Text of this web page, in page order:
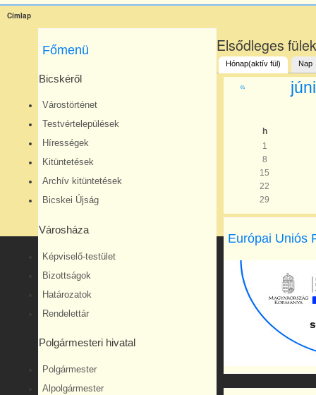
Címlap
Főmenü
Bicskéről
Várostörténet
Testvértelepülések
Hírességek
Kitüntetések
Archív kitüntetések
Bicskei Újság
Városháza
Képviselő-testület
Bizottságok
Határozatok
Rendelettár
Polgármesteri hivatal
Polgármester
Alpolgármester
Elsődleges
Hónap(aktív fül) Nap
«
h
1
8
15
22
29
Európai Uniós